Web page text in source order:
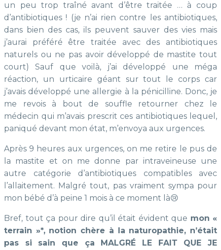
un peu trop traîné avant d’être traitée … à coup
d’antibiotiques ! (je n’ai rien contre les antibiotiques,
dans bien des cas, ils peuvent sauver des vies mais
j’aurai préféré être traitée avec des antibiotiques
naturels ou ne pas avoir développé de mastite tout
court) Sauf que voilà, j’ai développé une méga
réaction, un urticaire géant sur tout le corps car
j’avais développé une allergie à la pénicilline. Donc, je
me revois à bout de souffle retourner chez le
médecin qui m’avais prescrit ces antibiotiques lequel,
paniqué devant mon état, m’envoya aux urgences.
Après 9 heures aux urgences, on me retire le pus de
la mastite et on me donne par intraveineuse une
autre catégorie d’antibiotiques compatibles avec
l’allaitement. Malgré tout, pas vraiment sympa pour
mon bébé d’à peine 1 mois à ce moment là😢
Bref, tout ça pour dire qu’il était évident que mon «
terrain »*, notion chère à la naturopathie, n’était
pas si sain que ça MALGRÉ LE FAIT QUE JE